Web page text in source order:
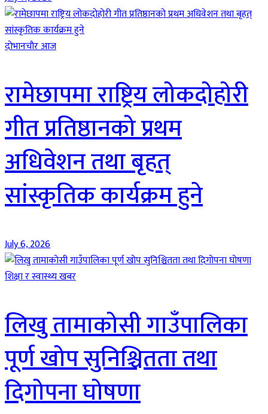
दाेभानचाैर आज
रामेछापमा राष्ट्रिय लोकदोहोरी
गीत प्रतिष्ठानको प्रथम
अधिवेशन तथा बृहत्
सांस्कृतिक कार्यक्रम हुने
July 6, 2026
शिक्षा र स्वास्थ्य खबर
लिखु तामाकोसी गाउँपालिका
पूर्ण खोप सुनिश्चितता तथा
दिगोपना घोषणा